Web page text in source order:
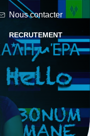
Nous contacter
RECRUTEMENT